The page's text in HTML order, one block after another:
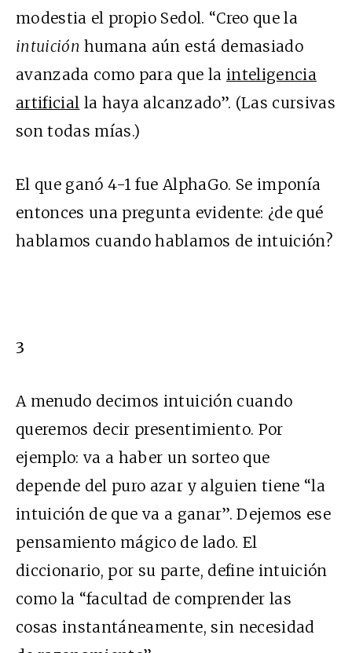
modestia el propio Sedol. “Creo que la
intuición humana aún está demasiado
avanzada como para que la inteligencia
artificial la haya alcanzado”. (Las cursivas
son todas mías.)
El que ganó 4-1 fue AlphaGo. Se imponía
entonces una pregunta evidente: ¿de qué
hablamos cuando hablamos de intuición?
3
A menudo decimos intuición cuando
queremos decir presentimiento. Por
ejemplo: va a haber un sorteo que
depende del puro azar y alguien tiene “la
intuición de que va a ganar”. Dejemos ese
pensamiento mágico de lado. El
diccionario, por su parte, define intuición
como la “facultad de comprender las
cosas instantáneamente, sin necesidad